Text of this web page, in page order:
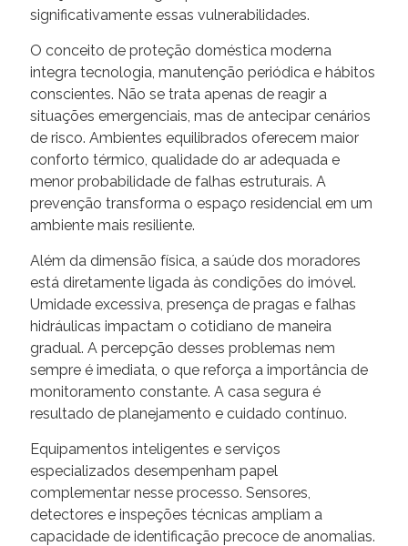
significativamente essas vulnerabilidades.
O conceito de proteção doméstica moderna
integra tecnologia, manutenção periódica e hábitos
conscientes. Não se trata apenas de reagir a
situações emergenciais, mas de antecipar cenários
de risco. Ambientes equilibrados oferecem maior
conforto térmico, qualidade do ar adequada e
menor probabilidade de falhas estruturais. A
prevenção transforma o espaço residencial em um
ambiente mais resiliente.
Além da dimensão física, a saúde dos moradores
está diretamente ligada às condições do imóvel.
Umidade excessiva, presença de pragas e falhas
hidráulicas impactam o cotidiano de maneira
gradual. A percepção desses problemas nem
sempre é imediata, o que reforça a importância de
monitoramento constante. A casa segura é
resultado de planejamento e cuidado contínuo.
Equipamentos inteligentes e serviços
especializados desempenham papel
complementar nesse processo. Sensores,
detectores e inspeções técnicas ampliam a
capacidade de identificação precoce de anomalias.